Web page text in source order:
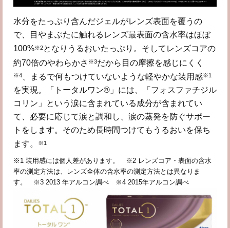
水分をたっぷり含んだジェルがレンズ表面を覆うの
で、目やまぶたに触れるレンズ最表面の含水率はほぼ
100%※2となりうるおいたっぷり。そしてレンズコアの
約70倍のやわらかさ ※3だから目の摩擦を感じにくく
※4、まるで何もつけていないような軽やかな装用感※1
を実現。「トータルワン®」には、「フォスファチジル
コリン」という涙に含まれている成分が含まれてい
て、必要に応じて涙と調和し、涙の蒸発を防ぐサポー
トをします。そのため長時間つけてもうるおいを保ち
ます。
※1
※1 装用感には個人差があります。 ※2 レンズコア・表面の含水
率の測定方法は、レンズ全体の含水率の測定方法とは異なりま
す。 ※3 2013 年アルコン調べ ※4 2015年アルコン調べ